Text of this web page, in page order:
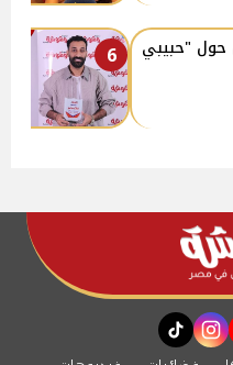
6
"حبيبي
instagram
tiktok